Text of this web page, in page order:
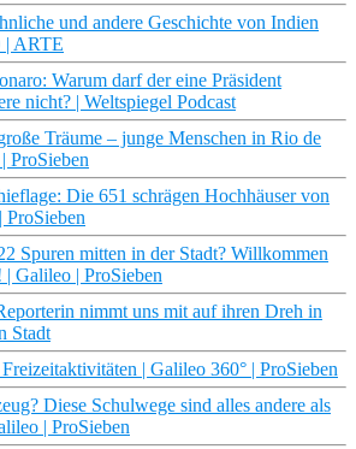
und andere Geschichte von Indien
| ARTE
Warum darf der eine Präsident
nicht? | Weltspiegel Podcast
Träume – junge Menschen in Rio de
ProSieben
Die 651 schrägen Hochhäuser von
ProSieben
Spuren mitten in der Stadt? Willkommen
Galileo | ProSieben
nimmt uns mit auf ihren Dreh in
Stadt
| Galileo 360° | ProSieben
Diese Schulwege sind alles andere als
| ProSieben